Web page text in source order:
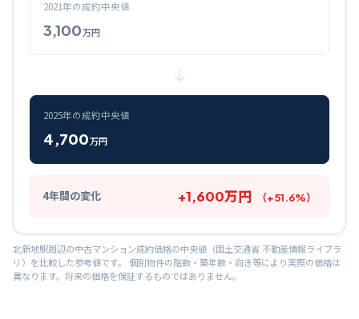
2021年の成約中央値
3,100万円
2025年の成約中央値
4,700万円
4年間の変化 +1,600万円 （+51.6%）
北新地駅周辺の中古マンション成約価格の中央値（国土交通省 不動産情報ライブラ
リ）を比較した参考値です。 個別物件の階数・築年数・向き等により実際の価格は
異なります。将来の価格を保証するものではありません。